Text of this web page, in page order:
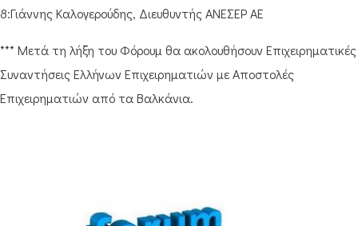
8:Γιάννης Καλογερούδης, Διευθυντής ΑΝΕΣΕΡ ΑΕ
*** Μετά τη λήξη του Φόρουμ θα ακολουθήσουν Επιχειρηματικές
Συναντήσεις Ελλήνων Επιχειρηματιών με Αποστολές
Επιχειρηματιών από τα Βαλκάνια.